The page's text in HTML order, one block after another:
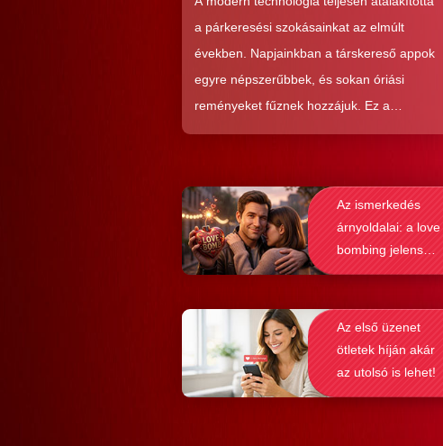
kialakításához?
a párkeresési szokásainkat az elmúlt
években. Napjainkban a társkereső appok
egyre népszerűbbek, és sokan óriási
reményeket fűznek hozzájuk. Ez a
közkedveltség egyáltalán nem véletlen,
nagyon könnyen és gyorsan lehet sikereket
elérni a flörtölésben. A legfőbb kérdés
azonban az, hogy ezek az alkalmazások
valóban hozzásegítenek-e minket egy
Az ismerkedés
árnyoldalai: a love
bombing jelenség
felismerése
Az első üzenet
ötletek híján akár
az utolsó is lehet!